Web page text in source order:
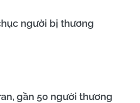
người bị thương
gần 50 người thương